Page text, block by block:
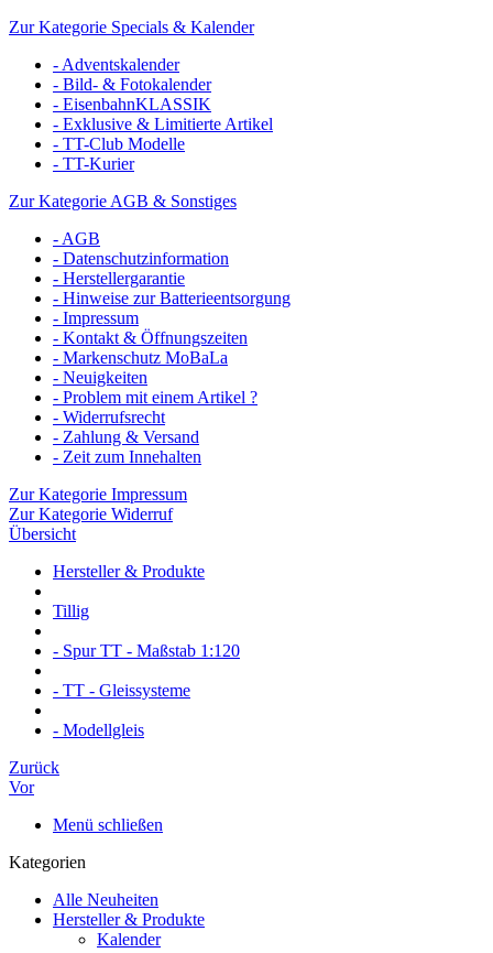
Zur Kategorie Specials & Kalender
- Adventskalender
- Bild- & Fotokalender
- EisenbahnKLASSIK
- Exklusive & Limitierte Artikel
- TT-Club Modelle
- TT-Kurier
Zur Kategorie AGB & Sonstiges
- AGB
- Datenschutzinformation
- Herstellergarantie
- Hinweise zur Batterieentsorgung
- Impressum
- Kontakt & Öffnungszeiten
- Markenschutz MoBaLa
- Neuigkeiten
- Problem mit einem Artikel ?
- Widerrufsrecht
- Zahlung & Versand
- Zeit zum Innehalten
Zur Kategorie Impressum
Zur Kategorie Widerruf
Übersicht
Hersteller & Produkte
Tillig
- Spur TT - Maßstab 1:120
- TT - Gleissysteme
- Modellgleis
Zurück
Vor
Menü schließen
Kategorien
Alle Neuheiten
Hersteller & Produkte
Kalender